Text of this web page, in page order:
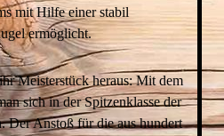
mit Hilfe einer stabil
ermöglicht.
Meisterstück heraus: Mit dem
sich in der Spitzenklasse der
Der Anstoß für die aus hundert